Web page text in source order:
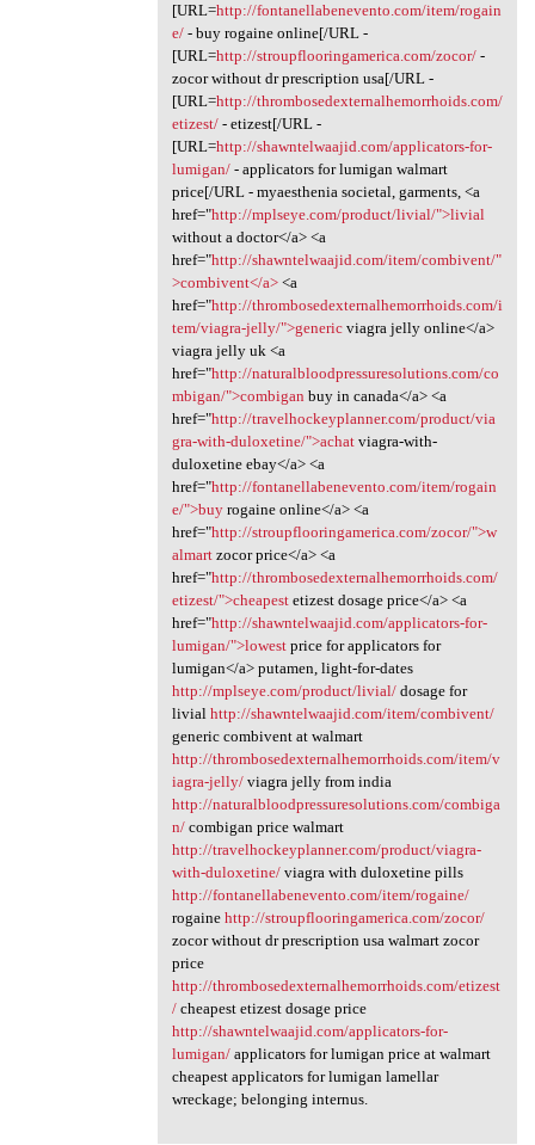
[URL=http://fontanellabenevento.com/item/rogain
e/- buy rogaine online[/URL -
[URL=http://stroupflooringamerica.com/zocor/-
zocor without dr prescription usa[/URL -
[URL=http://thrombosedexternalhemorrhoids.com/
etizest/- etizest[/URL -
[URL=http://shawntelwaajid.com/applicators-for-
lumigan/- applicators for lumigan walmart
price[/URL - myaesthenia societal, garments, <a
href="http://mplseye.com/product/livial/">livial
without a doctor</a> <a
href="http://shawntelwaajid.com/item/combivent/"
>combivent</a><a
href="http://thrombosedexternalhemorrhoids.com/i
tem/viagra-jelly/">genericviagra jelly online</a>
viagra jelly uk <a
href="http://naturalbloodpressuresolutions.com/co
mbigan/">combigan buy in canada</a> <a
href="http://travelhockeyplanner.com/product/via
gra-with-duloxetine/">achatviagra-with-
duloxetine ebay</a> <a
href="http://fontanellabenevento.com/item/rogain
e/">buyrogaine online</a> <a
href="http://stroupflooringamerica.com/zocor/">w
almartzocor price</a> <a
href="http://thrombosedexternalhemorrhoids.com/
etizest/">cheapestetizest dosage price</a> <a
href="http://shawntelwaajid.com/applicators-for-
lumigan/">lowestprice for applicators for
lumigan</a> putamen, light-for-dates
http://mplseye.com/product/livial/dosage for
livial http://shawntelwaajid.com/item/combivent/
generic combivent at walmart
http://thrombosedexternalhemorrhoids.com/item/v
iagra-jelly/viagra jelly from india
http://naturalbloodpressuresolutions.com/combiga
n/combigan price walmart
http://travelhockeyplanner.com/product/viagra-
with-duloxetine/viagra with duloxetine pills
http://fontanellabenevento.com/item/rogaine/
rogaine http://stroupflooringamerica.com/zocor/
zocor without dr prescription usa walmart zocor
price
http://thrombosedexternalhemorrhoids.com/etizest
/cheapest etizest dosage price
http://shawntelwaajid.com/applicators-for-
lumigan/applicators for lumigan price at walmart
cheapest applicators for lumigan lamellar
wreckage; belonging internus.